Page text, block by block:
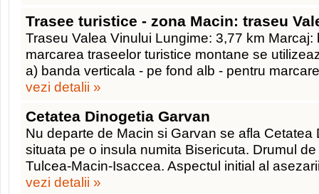
Trasee turistice - zona Macin: traseu
Traseu Valea Vinului Lungime: 3,77 km
marcarea traseelor turistice montane se
a) banda verticala - pe fond alb - pentru
vezi detalii »
Cetatea Dinogetia Garvan
Nu departe de Macin si Garvan se afla Cetatea
situata pe o insula numita Bisericuta. Drumul
Tulcea-Macin-Isaccea. Aspectul initial al
vezi detalii »